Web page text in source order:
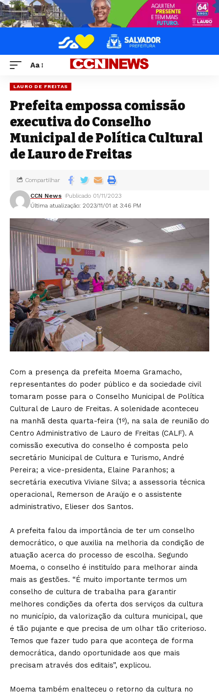
Aa
LAURO DE FREITAS
Prefeita empossa comissão
executiva do Conselho
Municipal de Política Cultural
de Lauro de Freitas
Última atualização: 2023/11/01 at 3:46 PM
CCN News Publicado 01/11/2023
Compartilhar
Com a presença da prefeita Moema Gramacho,
representantes do poder público e da sociedade civil
tomaram posse para o Conselho Municipal de Política
Cultural de Lauro de Freitas. A solenidade aconteceu
na manhã desta quarta-feira (1º), na sala de reunião do
Centro Administrativo de Lauro de Freitas (CALF). A
comissão executiva do conselho é composta pelo
secretário Municipal de Cultura e Turismo, André
Pereira; a vice-presidenta, Elaine Paranhos; a
secretária executiva Viviane Silva; a assessoria técnica
operacional, Remerson de Araújo e o assistente
administrativo, Elieser dos Santos.
A prefeita falou da importância de ter um conselho
democrático, o que auxilia na melhoria da condição de
atuação acerca do processo de escolha. Segundo
Moema, o conselho é instituído para melhorar ainda
mais as gestões. “É muito importante termos um
conselho de cultura de trabalha para garantir
melhores condições da oferta dos serviços da cultura
no município, da valorização da cultura municipal, que
é tão pujante e que precisa de um olhar tão criterioso.
Temos que fazer tudo para que aconteça de forma
democrática, dando oportunidade aos que mais
precisam através dos editais”, explicou.
Moema também enalteceu o retorno da cultura no